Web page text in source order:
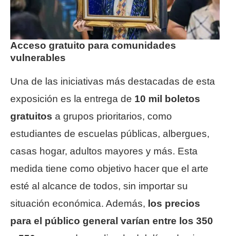
Acceso gratuito para comunidades
vulnerables
Una de las iniciativas más destacadas de esta
exposición es la entrega de 10 mil boletos
gratuitos a grupos prioritarios, como
estudiantes de escuelas públicas, albergues,
casas hogar, adultos mayores y más. Esta
medida tiene como objetivo hacer que el arte
esté al alcance de todos, sin importar su
situación económica. Además, los precios
para el público general varían entre los 350